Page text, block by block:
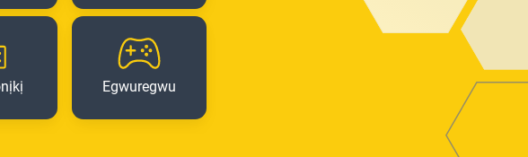
Egwuregwu